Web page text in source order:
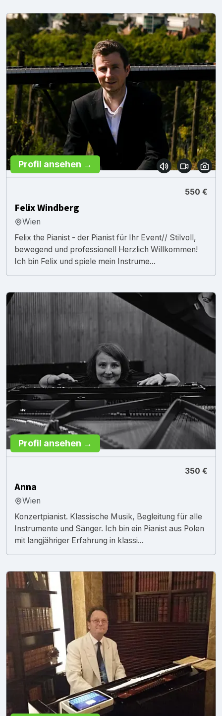
Profil ansehen →
550 €
Felix Windberg
Wien
Felix the Pianist - der Pianist für Ihr Event// Stilvoll,
bewegend und professionell Herzlich Willkommen!
Ich bin Felix und spiele mein Instrume...
Profil ansehen →
350 €
Anna
Wien
Konzertpianist. Klassische Musik, Begleitung für alle
Instrumente und Sänger. Ich bin ein Pianist aus Polen
mit langjähriger Erfahrung in klassi...